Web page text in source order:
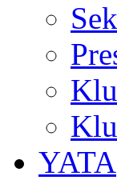
YATA